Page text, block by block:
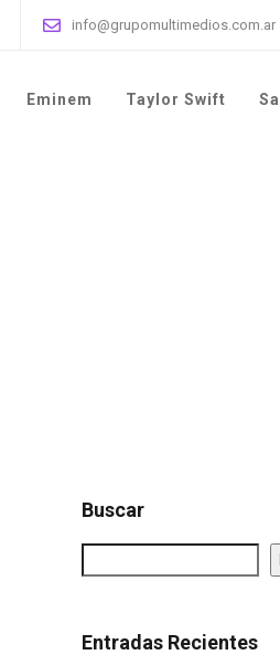
info@grupomultimedios.com.ar
Eminem Taylor Swift
Buscar
Entradas Recientes